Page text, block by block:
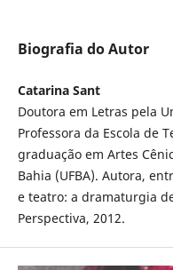
Biografia do Autor
Catarina Sant
Doutora em Letras pela
Professora da Escola de
graduação em Artes
Bahia (UFBA). Autora,
e teatro: a dramaturgia
Perspectiva, 2012.